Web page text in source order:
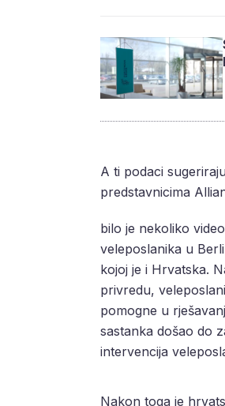
A ti podaci
predstavnicima
bilo je nekoliko
veleposlanika u
kojoj je i Hrvatska.
privredu,
pomogne u
sastanka došao do
intervencija
Nakon toga je